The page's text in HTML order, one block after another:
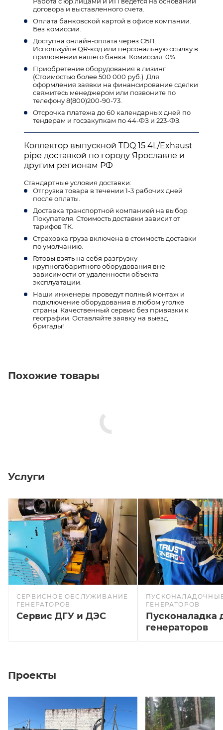
договора и выставленного счета.
Оплата банковской картой в офисе компании.
Без комиссии.
Доступна онлайн-оплата через СБП.
Используйте QR-код или персональную ссылку в
приложении вашего банка. Комиссия: 0%
Приобретение оборудования в лизинг
(Стоимостью более 500 000 руб.). Для
оформления заявки на финансирование сделки
свяжитесь менеджером или позвоните по
телефону 8(800)200-90-73.
Отсрочка платежа до 60 календарных дней по
тендерам и госзакупкам по 44-ФЗ и 223-ФЗ.
Коллектор выпускной TDQ 15 4L/Exhaust
pipe доставкой по городу Ярославле и
другим регионам РФ
Стандартные условия доставки:
Отгрузка товара в течении 1-3 рабочих дней
после оплаты.
Доставка транспортной компанией на выбор
Покупателя. Стоимость доставки зависит от
тарифов ТК.
Страховка груза включена в стоимость доставки
по умолчанию.
Готовы взять на себя разгрузку
крупногабаритного оборудования вне
зависимости от удаленности объекта
эксплуатации.
Наши инженеры проведут полный монтаж и
подключение оборудования в любом уголке
страны. Качественный сервис без привязки к
географии. Оставляйте заявку на выезд
бригады!
Похожие товары
Услуги
СЕРВИСНОЕ ОБСЛУЖИВАНИЕ
ГЕНЕРАТОРОВ
Сервис ДГУ и ДЭС
ГЕНЕРАТОРОВ
Пусконаладка
генераторов
Проекты